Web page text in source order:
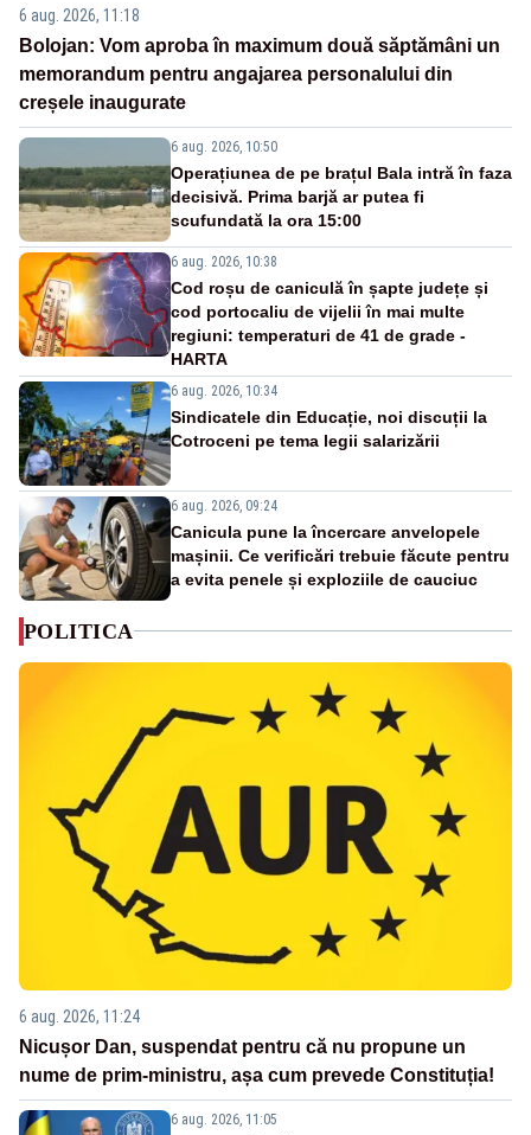
6 aug. 2026, 11:18
Bolojan: Vom aproba în maximum două săptămâni un
memorandum pentru angajarea personalului din
creșele inaugurate
6 aug. 2026, 10:50
Operațiunea de pe brațul Bala intră în faza
decisivă. Prima barjă ar putea fi
scufundată la ora 15:00
6 aug. 2026, 10:38
Cod roșu de caniculă în șapte județe și
cod portocaliu de vijelii în mai multe
regiuni: temperaturi de 41 de grade -
HARTA
6 aug. 2026, 10:34
Sindicatele din Educație, noi discuții la
Cotroceni pe tema legii salarizării
6 aug. 2026, 09:24
Canicula pune la încercare anvelopele
mașinii. Ce verificări trebuie făcute pentru
a evita penele și exploziile de cauciuc
POLITICA
6 aug. 2026, 11:24
Nicușor Dan, suspendat pentru că nu propune un
nume de prim-ministru, așa cum prevede Constituția!
6 aug. 2026, 11:05